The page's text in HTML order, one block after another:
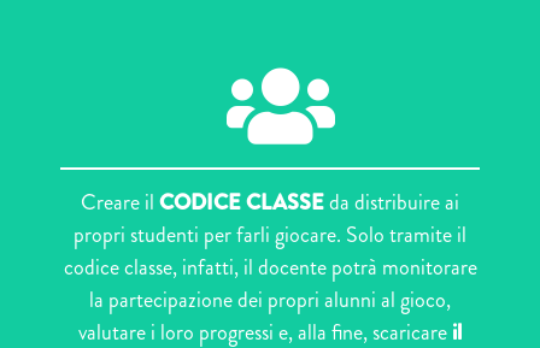
Creare ilCODICE CLASSEda distribuire ai
propri studenti per farli giocare. Solo tramite il
codice classe, infatti, il docente potrà monitorare
la partecipazione dei propri alunni al gioco,
valutare i loro progressi e, alla fine, scaricareil